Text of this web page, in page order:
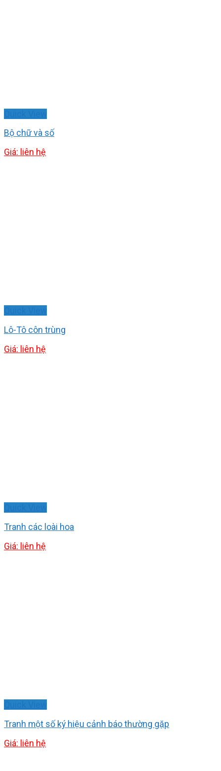
Bộ chữ và số
Giá: liên hệ
Lô-Tô côn trùng
Giá: liên hệ
Tranh các loài hoa
Giá: liên hệ
Tranh một số ký hiệu cảnh báo thường gặp
Giá: liên hệ